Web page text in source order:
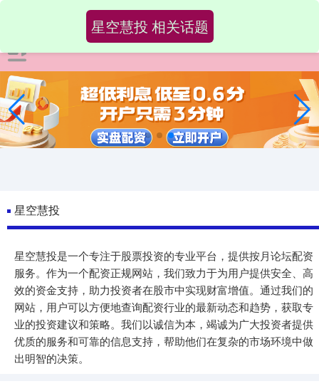
星空慧投
星空慧投是一个专注于股票投资的专业平台，提供按月论坛配资
服务。作为一个配资正规网站，我们致力于为用户提供安全、高
效的资金支持，助力投资者在股市中实现财富增值。通过我们的
网站，用户可以方便地查询配资行业的最新动态和趋势，获取专
业的投资建议和策略。我们以诚信为本，竭诚为广大投资者提供
优质的服务和可靠的信息支持，帮助他们在复杂的市场环境中做
出明智的决策。
星空慧投 相关话题